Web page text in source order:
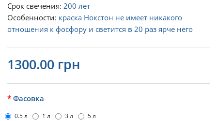
Срок свечения: 200 лет
Особенности: краска Нокстон не имеет никакого
отношения к фосфору и светится в 20 раз ярче него
1300.00 грн
Фасовка
0.5 л 1 л 3 л 5 л